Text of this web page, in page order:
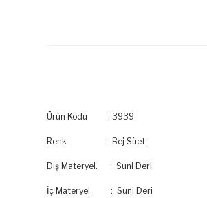
Ürün Kodu : 3939
Renk : Bej Süet
Dış Materyel. : Suni Deri
İç Materyel : Suni Deri